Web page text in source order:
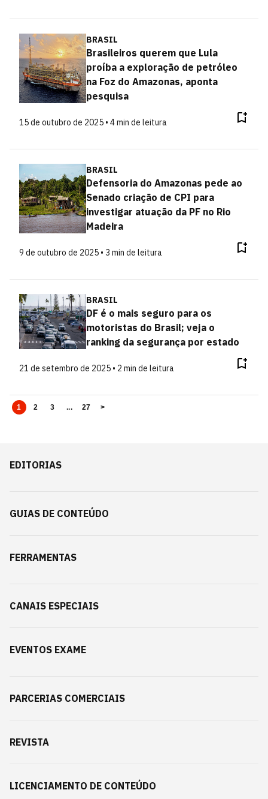
BRASIL
Brasileiros querem que Lula
proíba a exploração de petróleo
na Foz do Amazonas, aponta
pesquisa
15 de outubro de 2025 • 4 min de leitura
BRASIL
Defensoria do Amazonas pede ao
Senado criação de CPI para
investigar atuação da PF no Rio
Madeira
9 de outubro de 2025 • 3 min de leitura
BRASIL
DF é o mais seguro para os
motoristas do Brasil; veja o
ranking da segurança por estado
21 de setembro de 2025 • 2 min de leitura
1 2 3 ... 27 >
EDITORIAS
GUIAS DE CONTEÚDO
FERRAMENTAS
CANAIS ESPECIAIS
EVENTOS EXAME
PARCERIAS COMERCIAIS
REVISTA
LICENCIAMENTO DE CONTEÚDO